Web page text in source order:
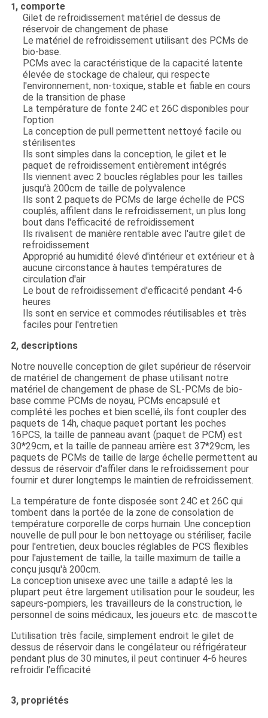
1 , comporte
Gilet de refroidissement matériel de dessus de
réservoir de changement de phase
Le matériel de refroidissement utilisant des PCMs de
bio-base.
PCMs avec la caractéristique de la capacité latente
élevée de stockage de chaleur, qui respecte
l'environnement, non-toxique, stable et fiable en cours
de la transition de phase
La température de fonte 24C et 26C disponibles pour
l'option
La conception de pull permettent nettoyé facile ou
stérilisentes
Ils sont simples dans la conception, le gilet et le
paquet de refroidissement entièrement intégrés
Ils viennent avec 2 boucles réglables pour les tailles
jusqu'à 200cm de taille de polyvalence
Ils sont 2 paquets de PCMs de large échelle de PCS
couplés, affilent dans le refroidissement, un plus long
bout dans l'efficacité de refroidissement
Ils rivalisent de manière rentable avec l'autre gilet de
refroidissement
Approprié au humidité élevé d'intérieur et extérieur et à
aucune circonstance à hautes températures de
circulation d'air
Le bout de refroidissement d'efficacité pendant 4-6
heures
Ils sont en service et commodes réutilisables et très
faciles pour l'entretien
2, descriptions
Notre nouvelle conception de gilet supérieur de réservoir
de matériel de changement de phase utilisant notre
matériel de changement de phase de SL-PCMs de bio-
base comme PCMs de noyau, PCMs encapsulé et
complété les poches et bien scellé, ils font coupler des
paquets de 14h, chaque paquet portant les poches
16PCS, la taille de panneau avant (paquet de PCM) est
30*29cm, et la taille de panneau arrière est 37*29cm, les
paquets de PCMs de taille de large échelle permettent au
dessus de réservoir d'affiler dans le refroidissement pour
fournir et durer longtemps le maintien de refroidissement.
La température de fonte disposée sont 24C et 26C qui
tombent dans la portée de la zone de consolation de
température corporelle de corps humain. Une conception
nouvelle de pull pour le bon nettoyage ou stériliser, facile
pour l'entretien, deux boucles réglables de PCS flexibles
pour l'ajustement de taille, la taille maximum de taille a
conçu jusqu'à 200cm.
La conception unisexe avec une taille a adapté les la
plupart peut être largement utilisation pour le soudeur, les
sapeurs-pompiers, les travailleurs de la construction, le
personnel de soins médicaux, les joueurs etc. de mascotte
L'utilisation très facile, simplement endroit le gilet de
dessus de réservoir dans le congélateur ou réfrigérateur
pendant plus de 30 minutes, il peut continuer 4-6 heures
refroidir l'efficacité
3, propriétés